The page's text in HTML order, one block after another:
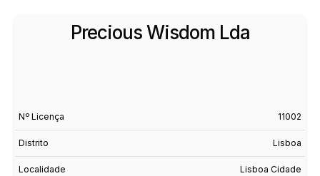
Precious Wisdom Lda
Nº Licença 11002
Distrito Lisboa
Localidade Lisboa Cidade